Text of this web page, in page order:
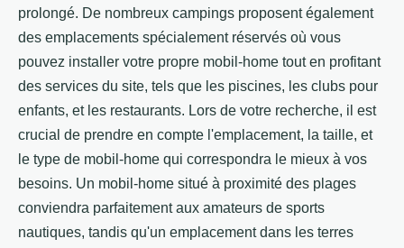
prolongé. De nombreux campings proposent également
des emplacements spécialement réservés où vous
pouvez installer votre propre mobil-home tout en profitant
des services du site, tels que les piscines, les clubs pour
enfants, et les restaurants. Lors de votre recherche, il est
crucial de prendre en compte l'emplacement, la taille, et
le type de mobil-home qui correspondra le mieux à vos
besoins. Un mobil-home situé à proximité des plages
conviendra parfaitement aux amateurs de sports
nautiques, tandis qu'un emplacement dans les terres